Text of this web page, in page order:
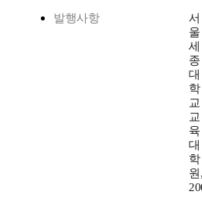
발행사항
서
울
세
종
대
학
교
교
육
대
학
원,